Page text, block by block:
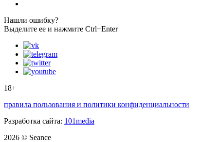
Нашли ошибку?
Выделите ее и нажмите Ctrl+Enter
18+
правила пользования и политики конфиденциальности
Разработка сайта: 101media
2026 © Seance